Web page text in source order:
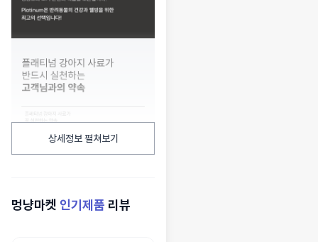
상세정보 펼쳐보기
멍냥마켓 인기제품 리뷰